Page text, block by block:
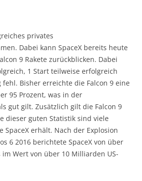
privates
Dabei kann SpaceX bereits heute
9 Rakete zurückblicken. Dabei
1 Start teilweise erfolgreich
Bisher erreichte die Falcon 9 eine
95 Prozent, was in der
gut gilt. Zusätzlich gilt die Falcon 9
dieser guten Statistik sind viele
SpaceX erhält. Nach der Explosion
6 2016 berichtete SpaceX von über
Wert von über 10 Milliarden US-